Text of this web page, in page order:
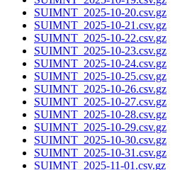
SUIMNT_2025-10-20.csv.gz
SUIMNT_2025-10-21.csv.gz
SUIMNT_2025-10-22.csv.gz
SUIMNT_2025-10-23.csv.gz
SUIMNT_2025-10-24.csv.gz
SUIMNT_2025-10-25.csv.gz
SUIMNT_2025-10-26.csv.gz
SUIMNT_2025-10-27.csv.gz
SUIMNT_2025-10-28.csv.gz
SUIMNT_2025-10-29.csv.gz
SUIMNT_2025-10-30.csv.gz
SUIMNT_2025-10-31.csv.gz
SUIMNT_2025-11-01.csv.gz